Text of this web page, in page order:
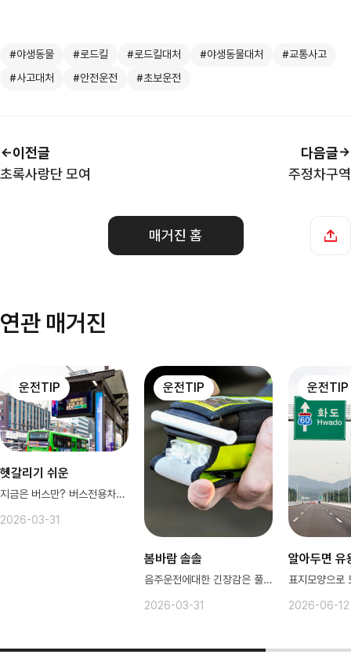
#야생동물 #로드킬 #로드킬대처 #야생동물대처
#교통사고
#사고대처
#안전운전 #초보운전
이전글
초록사랑단 모여
주정차구역
다음글
매거진 홈
연관 매거진
운전TIP
헷갈리기 쉬운
지금은 버스만? 버스전용차로의 모든것
2026-03-31
운전TIP
봄바람 솔솔
음주운전에대한 긴장감은 풀지마세요!
2026-03-31
운전TIP
알아두면 유
2026-06-12